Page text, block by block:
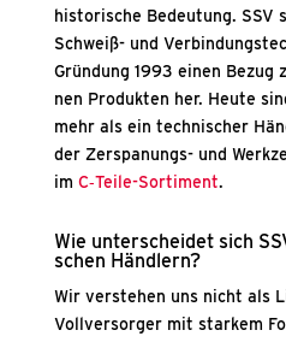
his­to­ri­sche Bedeu­tung. SSV
Schweiß- und
Grün­dung 1993 einen
nen Pro­duk­ten her. Heu­te
mehr als ein tech­ni­scher
der Zer­spa­nungs- und
im C‑Tei­le-Sor­ti­ment.
Wie unter­schei­det sich
schen Händ­lern?
Wir ver­ste­hen uns nicht als
Voll­ver­sor­ger mit star­kem